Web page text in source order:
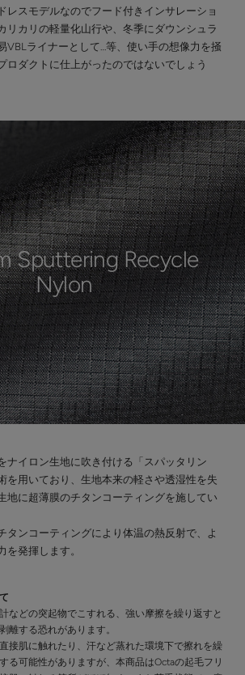
レスモデルなのでフード付きインサレーショ
リカリの軽量化山行や、冬季にダウンシュラ
VBLライナーとして…等、使い手の想像力を掻
ロダクトに仕上がったのではないでしょう
Sputtering Recycle
Nylon
ナイロン生地に吹き付ける「スパッタリン
を用いており、生地本来の軽さや透湿性を失
地に超薄膜のチタンコーティングを施してい
タンコーティングにより体温の熱反射で、よ
を発揮します。
などの突起物でこすれる、強い摩擦を繰り返すと
離する恐れがあります。
接肌に触れたり、汗など蒸れた環境下で擦れを繰
る可能性がありますが、本商品はOctaの起毛フリ